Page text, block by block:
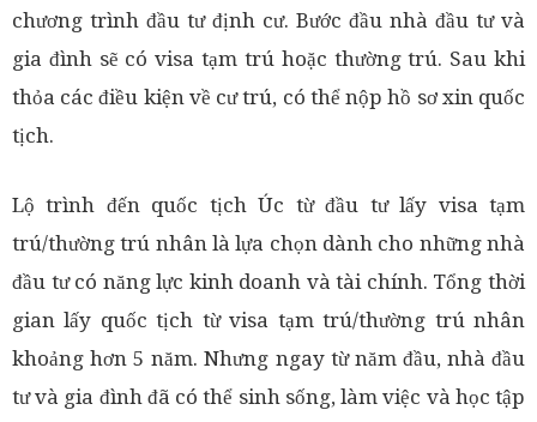
chương trình đầu tư định cư. Bước đầu nhà đầu tư và
gia đình sẽ có visa tạm trú hoặc thường trú. Sau khi
thỏa các điều kiện về cư trú, có thể nộp hồ sơ xin quốc
tịch.
Lộ trình đến quốc tịch Úc từ đầu tư lấy visa tạm
trú/thường trú nhân là lựa chọn dành cho những nhà
đầu tư có năng lực kinh doanh và tài chính. Tổng thời
gian lấy quốc tịch từ visa tạm trú/thường trú nhân
khoảng hơn 5 năm. Nhưng ngay từ năm đầu, nhà đầu
tư và gia đình đã có thể sinh sống, làm việc và học tập